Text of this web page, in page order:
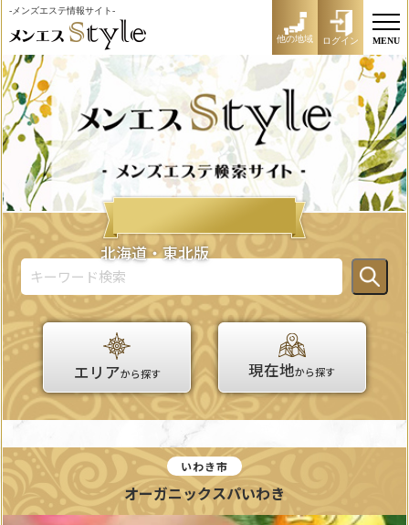
-メンズエステ情報サイト-
他の地域 ログイン MENU
北海道・東北版
エリアから探す 現在地から探す
いわき市
オーガニックスパいわき